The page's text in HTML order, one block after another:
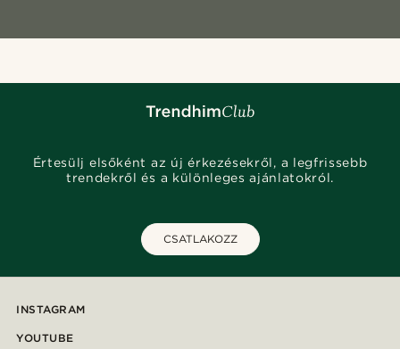
Értesülj elsőként az új érkezésekről, a legfrissebb
trendekről és a különleges ajánlatokról.
CSATLAKOZZ
INSTAGRAM
YOUTUBE